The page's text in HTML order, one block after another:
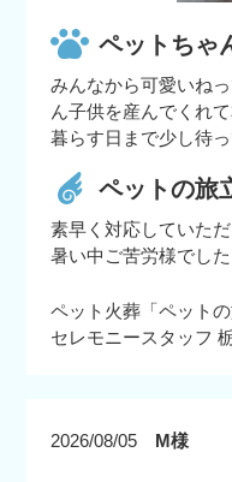
ペットちゃ
みんなから可愛いね
ん子供を産んでくれ
暮らす日まで少し待っ
ペットの旅
素早く対応していた
暑い中ご苦労様でした
ペット火葬「ペットの
セレモニースタッフ
2026/08/05 M様